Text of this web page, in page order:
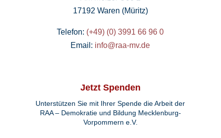
17192 Waren (Müritz)
Telefon: (+49) (0) 3991 66 96 0
Email: info@raa-mv.de
Jetzt Spenden
Unterstützen Sie mit Ihrer Spende die Arbeit der
RAA – Demokratie und Bildung Mecklenburg-
Vorpommern e.V.